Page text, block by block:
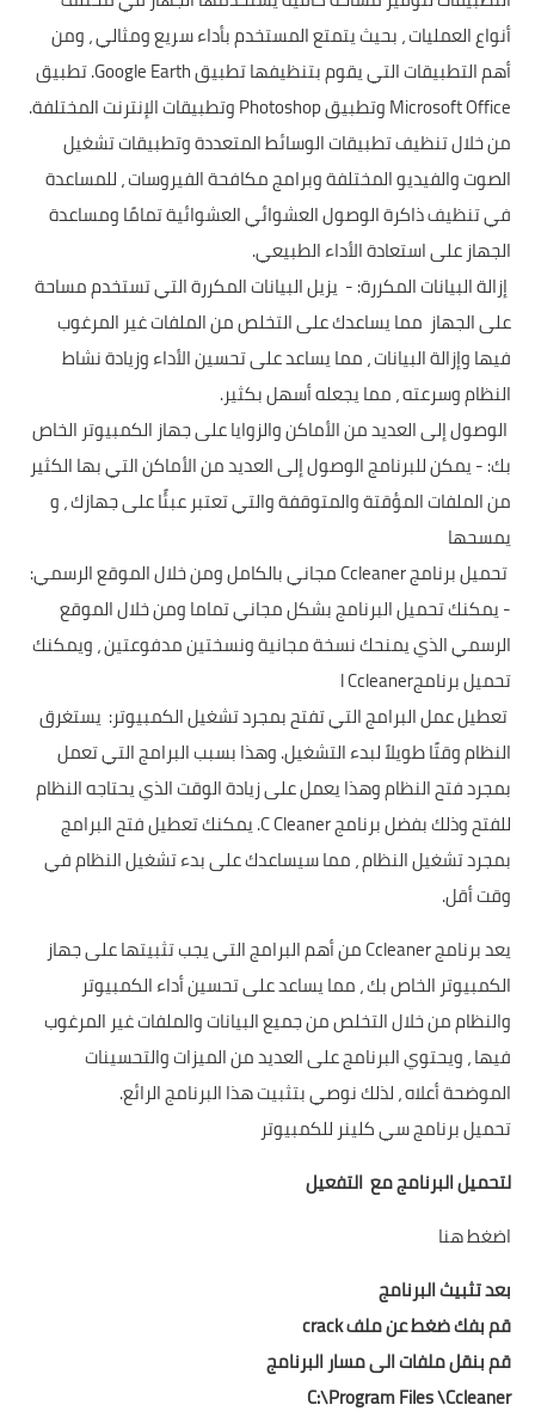
أنواع العمليات ، بحيث يتمتع المستخدم بأداء سريع ومثالي ، ومن
أهم التطبيقات التي يقوم بتنظيفها تطبيق Google Earth. تطبيق
Microsoft Office وتطبيق Photoshop وتطبيقات الإنترنت المختلفة.
من خلال تنظيف تطبيقات الوسائط المتعددة وتطبيقات تشغيل
الصوت والفيديو المختلفة وبرامج مكافحة الفيروسات ، للمساعدة
في تنظيف ذاكرة الوصول العشوائي العشوائية تمامًا ومساعدة
الجهاز على استعادة الأداء الطبيعي.
إزالة البيانات المكررة: - يزيل البيانات المكررة التي تستخدم مساحة
على الجهاز مما يساعدك على التخلص من الملفات غير المرغوب
فيها وإزالة البيانات ، مما يساعد على تحسين الأداء وزيادة نشاط
النظام وسرعته ، مما يجعله أسهل بكثير.
الوصول إلى العديد من الأماكن والزوايا على جهاز الكمبيوتر الخاص
بك: - يمكن للبرنامج الوصول إلى العديد من الأماكن التي بها الكثير
من الملفات المؤقتة والمتوقفة والتي تعتبر عبئًا على جهازك ، و
يمسحها
تحميل برنامج Ccleaner مجاني بالكامل ومن خلال الموقع الرسمي:
- يمكنك تحميل البرنامج بشكل مجاني تماما ومن خلال الموقع
الرسمي الذي يمنحك نسخة مجانية ونسختين مدفوعتين ، ويمكنك
تحميل برنامجl Ccleaner
تعطيل عمل البرامج التي تفتح بمجرد تشغيل الكمبيوتر: يستغرق
النظام وقتًا طويلاً لبدء التشغيل. وهذا بسبب البرامج التي تعمل
بمجرد فتح النظام وهذا يعمل على زيادة الوقت الذي يحتاجه النظام
للفتح وذلك بفضل برنامج C Cleaner. يمكنك تعطيل فتح البرامج
بمجرد تشغيل النظام ، مما سيساعدك على بدء تشغيل النظام في
وقت أقل.
يعد برنامج Ccleaner من أهم البرامج التي يجب تثبيتها على جهاز
الكمبيوتر الخاص بك ، مما يساعد على تحسين أداء الكمبيوتر
والنظام من خلال التخلص من جميع البيانات والملفات غير المرغوب
فيها ، ويحتوي البرنامج على العديد من الميزات والتحسينات
الموضحة أعلاه ، لذلك نوصي بتثبيت هذا البرنامج الرائع.
تحميل برنامج سي كلينر للكمبيوتر
لتحميل البرنامج مع التفعيل
اضغط هنا
بعد تثبيث البرنامج
قم بفك ضغط عن ملف crack
قم بنقل ملفات الى مسار البرنامج
C:\Program Files \Ccleaner